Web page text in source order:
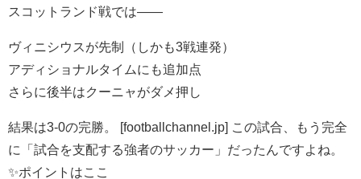
スコットランド戦では——
ヴィニシウスが先制（しかも3戦連発）
アディショナルタイムにも追加点
さらに後半はクーニャがダメ押し
結果は3-0の完勝。 [footballchannel.jp] この試合、もう完全
に「試合を支配する強者のサッカー」だったんですよね。
✨ポイントはここ